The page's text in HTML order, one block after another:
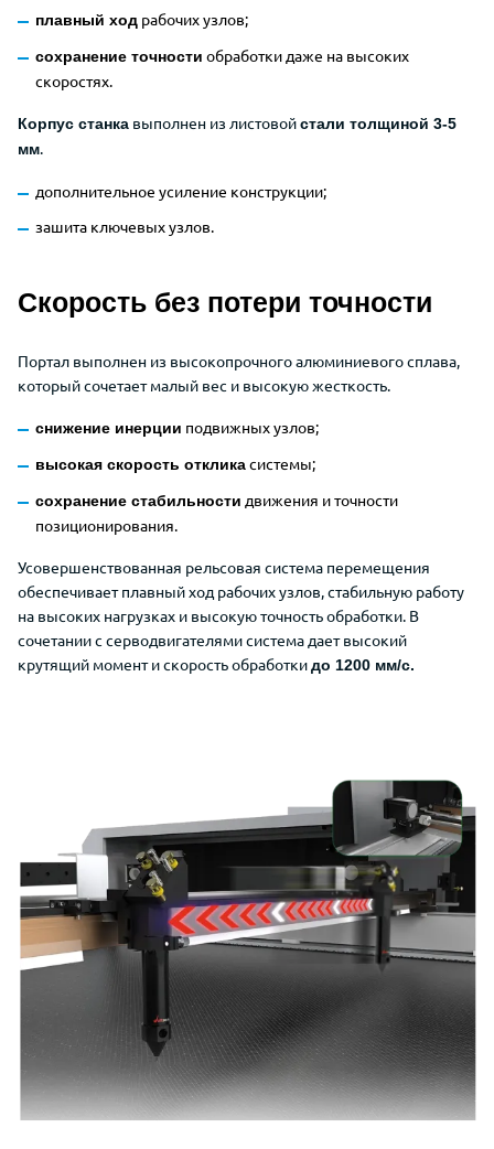
плавный ход рабочих узлов;
сохранение точности обработки даже на высоких
скоростях.
Корпус станка выполнен из листовойстали толщиной 3-5
мм.
дополнительное усиление конструкции;
зашита ключевых узлов.
Скорость без потери точности
Портал выполнен из высокопрочного алюминиевого сплава,
который сочетает малый вес и высокую жесткость.
снижение инерции подвижных узлов;
высокая скорость откликасистемы;
сохранение стабильности движения и точности
позиционирования.
Усовершенствованная рельсовая система перемещения
обеспечивает плавный ход рабочих узлов, стабильную работу
на высоких нагрузках и высокую точность обработки. В
сочетании с серводвигателями система дает высокий
крутящий момент и скорость обработкидо 1200 мм/с.